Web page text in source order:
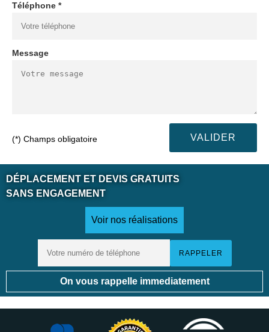
Téléphone *
Message
(*) Champs obligatoire
DÉPLACEMENT ET DEVIS GRATUITS
SANS ENGAGEMENT
Voir nos réalisations
On vous rappelle immediatement